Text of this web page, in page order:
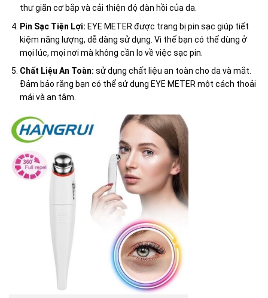
thư giãn cơ bắp và cải thiện độ đàn hồi của da.
Pin Sạc Tiện Lợi: EYE METER được trang bị pin sạc giúp tiết
kiệm năng lượng, dễ dàng sử dụng. Vì thế bạn có thể dùng ở
mọi lúc, mọi nơi mà không cần lo về việc sạc pin.
Chất Liệu An Toàn: sử dụng chất liệu an toàn cho da và mắt.
Đảm bảo rằng bạn có thể sử dụng EYE METER một cách thoải
mái và an tâm.